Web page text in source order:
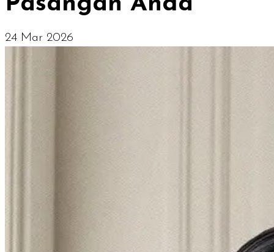
24 Mar 2026